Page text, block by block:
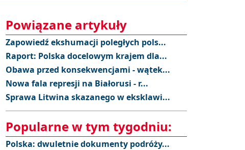
Powiązane artykuły
Zapowiedź ekshumacji poległych pols...
Raport: Polska docelowym krajem dla...
Obawa przed konsekwencjami - wątek...
Nowa fala represji na Białorusi - r...
Sprawa Litwina skazanego w eksklawi...
Popularne w tym tygodniu:
Polska: dwuletnie dokumenty podróży...